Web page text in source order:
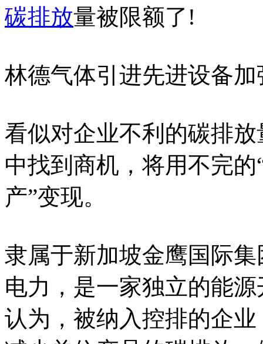
碳排放量被限额了!
林德气体引进先进设备
看似对企业不利的碳排
中找到商机，将用不完
产”变现。
隶属于新加坡金鹰国际
电力，是一家独立的能
认为，被纳入控排的企